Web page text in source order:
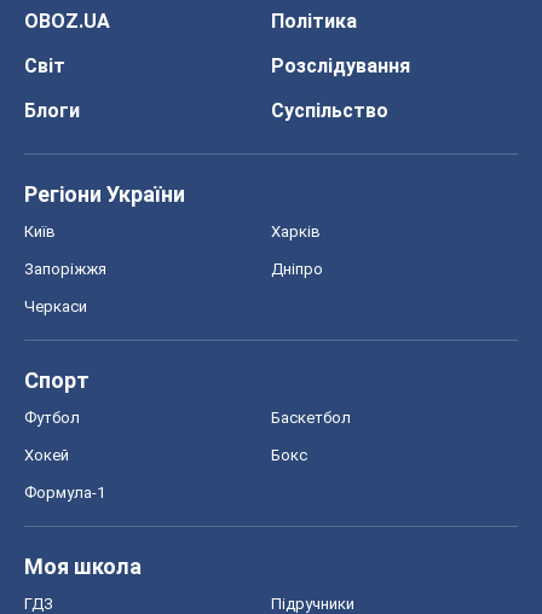
OBOZ.UA
Політика
Світ
Розслідування
Блоги
Суспільство
Регіони України
Київ Харків
Запоріжжя Дніпро
Черкаси
Спорт
Футбол Баскетбол
Хокей Бокс
Формула-1
Моя школа
ГДЗ Підручники